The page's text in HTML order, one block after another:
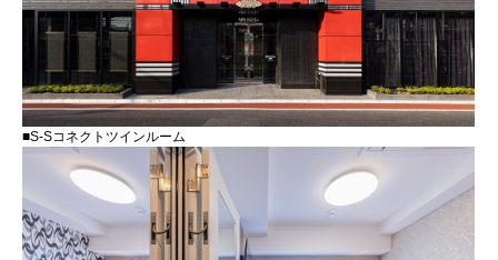
■S-Sコネクトツインルーム